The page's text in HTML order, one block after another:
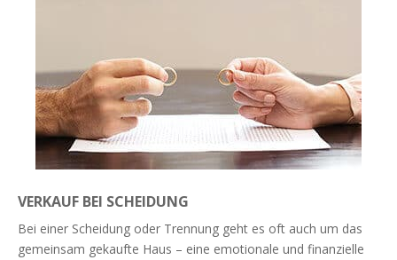
VERKAUF BEI SCHEIDUNG
Bei einer Scheidung oder Trennung geht es oft auch um das
gemeinsam gekaufte Haus – eine emotionale und finanzielle